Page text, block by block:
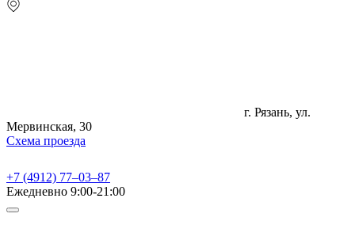
г. Рязань, ул.
Мервинская, 30
Схема проезда
+7 (4912) 77‒03‒87
Ежедневно 9:00-21:00